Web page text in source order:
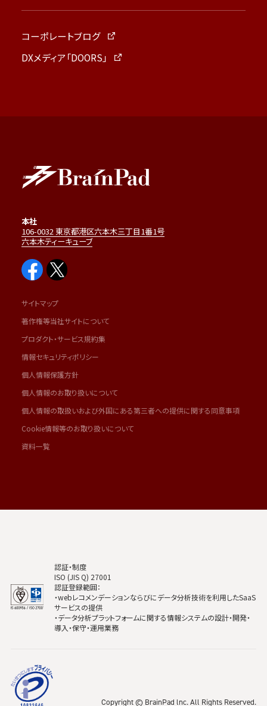
コーポレートブログ
DXメディア「DOORS」
本社
106-0032 東京都港区六本木三丁目1番1号
六本木ティーキューブ
サイトマップ
著作権等当社サイトについて
プロダクト・サービス規約集
情報セキュリティポリシー
個人情報保護方針
個人情報のお取り扱いについて
個人情報の取扱いおよび外国にある第三者への提供に関する同意事項
Cookie情報等のお取り扱いについて
資料一覧
認証・制度
ISO (JIS Q) 27001
認証登録範囲：
・webレコメンデーションならびにデータ分析技術を利用したSaaS
サービスの提供
・データ分析プラットフォームに関する情報システムの設計・開発・
導入・保守・運用業務
Copyright © BrainPad lnc. All Rights Reserved.